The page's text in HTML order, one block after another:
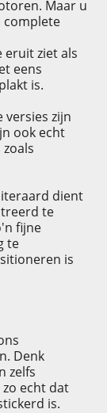
Maar u
complete
eruit ziet als
eens
is.
versies zijn
ook echt
dient
te
fijne
te
is
Denk
zelfs
echt dat
is.